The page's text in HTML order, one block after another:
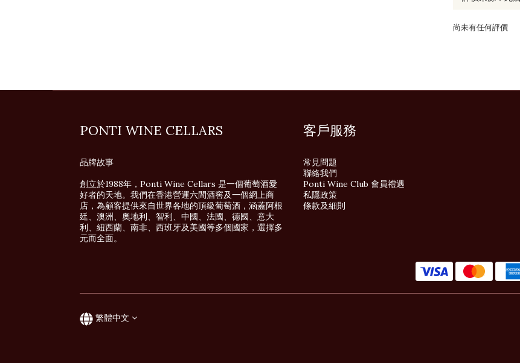
尚未有任何評價
PONTI WINE CELLARS
品牌故事
創立於1988年，Ponti Wine Cellars 是一個葡萄酒愛
好者的天地。我們在香港營運六間酒窖及一個網上商
店，為顧客提供來自世界各地的頂級葡萄酒，涵蓋阿根
廷、澳洲、奧地利、智利、中國、法國、德國、意大
利、紐西蘭、南非、西班牙及美國等多個國家，選擇多
元而全面。
客戶服務
常見問題
聯絡我們
Ponti Wine Club 會員禮遇
私隱政策
條款及細則
繁體中文